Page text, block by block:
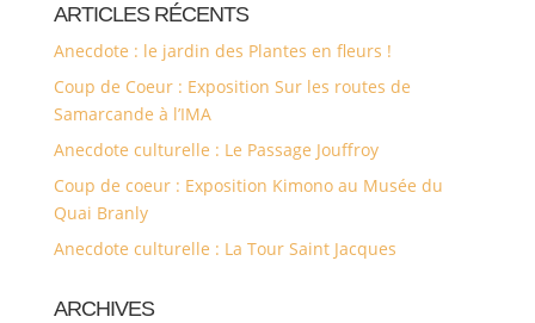
ARTICLES RÉCENTS
Anecdote : le jardin des Plantes en fleurs !
Coup de Coeur : Exposition Sur les routes de
Samarcande à l’IMA
Anecdote culturelle : Le Passage Jouffroy
Coup de coeur : Exposition Kimono au Musée du
Quai Branly
Anecdote culturelle : La Tour Saint Jacques
ARCHIVES